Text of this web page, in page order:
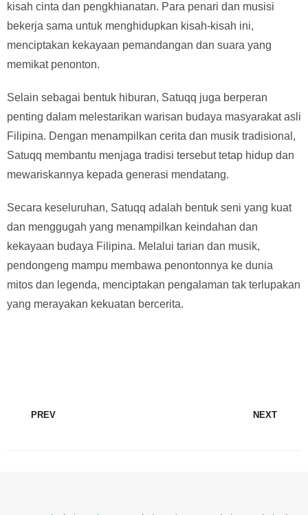
kisah cinta dan pengkhianatan. Para penari dan musisi
bekerja sama untuk menghidupkan kisah-kisah ini,
menciptakan kekayaan pemandangan dan suara yang
memikat penonton.
Selain sebagai bentuk hiburan, Satuqq juga berperan
penting dalam melestarikan warisan budaya masyarakat asli
Filipina. Dengan menampilkan cerita dan musik tradisional,
Satuqq membantu menjaga tradisi tersebut tetap hidup dan
mewariskannya kepada generasi mendatang.
Secara keseluruhan, Satuqq adalah bentuk seni yang kuat
dan menggugah yang menampilkan keindahan dan
kekayaan budaya Filipina. Melalui tarian dan musik,
pendongeng mampu membawa penontonnya ke dunia
mitos dan legenda, menciptakan pengalaman tak terlupakan
yang merayakan kekuatan bercerita.
PREV NEXT